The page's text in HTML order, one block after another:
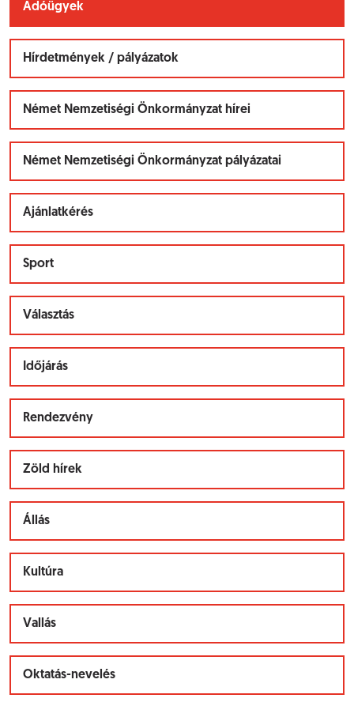
Adóügyek
Hírdetmények / pályázatok
Német Nemzetiségi Önkormányzat hírei
Német Nemzetiségi Önkormányzat pályázatai
Ajánlatkérés
Sport
Választás
Időjárás
Rendezvény
Zöld hírek
Állás
Kultúra
Vallás
Oktatás-nevelés